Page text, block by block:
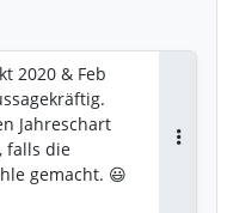
2020 & Feb
Jahreschart
falls die
gemacht. 😃